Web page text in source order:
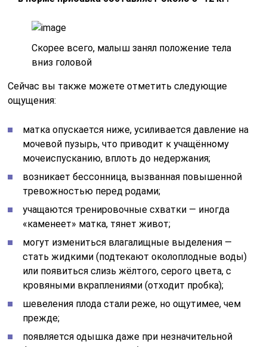
Скорее всего, малыш занял положение тела
вниз головой
Сейчас вы также можете отметить следующие
ощущения:
матка опускается ниже, усиливается давление на
мочевой пузырь, что приводит к учащённому
мочеиспусканию, вплоть до недержания;
возникает бессонница, вызванная повышенной
тревожностью перед родами;
учащаются тренировочные схватки — иногда
«каменеет» матка, тянет живот;
могут измениться влагалищные выделения —
стать жидкими (подтекают околоплодные воды)
или появиться слизь жёлтого, серого цвета, с
кровяными вкраплениями (отходит пробка);
шевеления плода стали реже, но ощутимее, чем
прежде;
появляется одышка даже при незначительной